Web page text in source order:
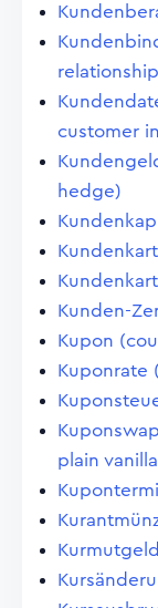
customer
hedge)
Kunden-
Kupon
Kuponrate
plain